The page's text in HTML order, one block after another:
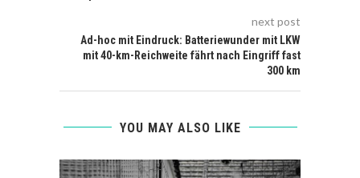
next post
Ad-hoc mit Eindruck: Batteriewunder mit LKW
mit 40-km-Reichweite fährt nach Eingriff fast
300 km
YOU MAY ALSO LIKE